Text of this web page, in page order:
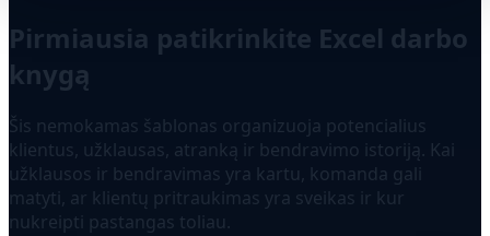
Pirmiausia patikrinkite Excel darbo
knygą
Šis nemokamas šablonas organizuoja potencialius
klientus, užklausas, atranką ir bendravimo istoriją. Kai
užklausos ir bendravimas yra kartu, komanda gali
matyti, ar klientų pritraukimas yra sveikas ir kur
nukreipti pastangas toliau.